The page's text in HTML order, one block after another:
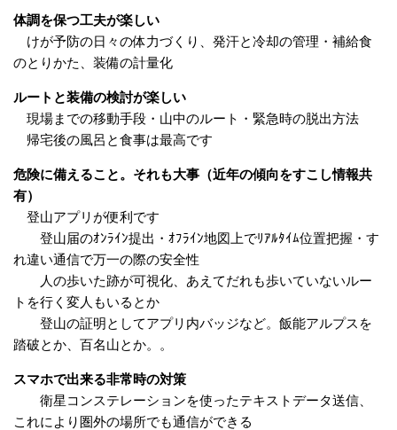
体調を保つ工夫が楽しい
けが予防の日々の体力づくり、発汗と冷却の管理・補給食
のとりかた、装備の計量化
ルートと装備の検討が楽しい
現場までの移動手段・山中のルート・緊急時の脱出方法
帰宅後の風呂と食事は最高です
危険に備えること。それも大事（近年の傾向をすこし情報共
有）
登山アプリが便利です
登山届のｵﾝﾗｲﾝ提出・ｵﾌﾗｲﾝ地図上でﾘｱﾙﾀｲﾑ位置把握・す
れ違い通信で万一の際の安全性
人の歩いた跡が可視化、あえてだれも歩いていないルー
トを行く変人もいるとか
登山の証明としてアプリ内バッジなど。飯能アルプスを
踏破とか、百名山とか。。
スマホで出来る非常時の対策
衛星コンステレーションを使ったテキストデータ送信、
これにより圏外の場所でも通信ができる